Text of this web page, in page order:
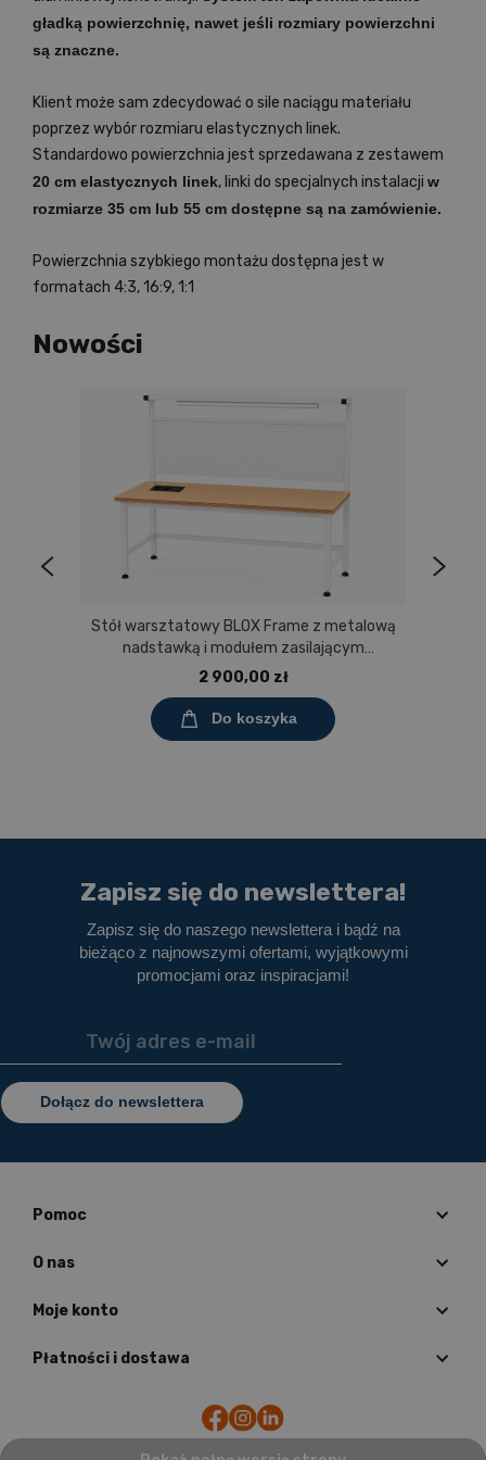
gładką powierzchnię, nawet jeśli rozmiary powierzchni
są znaczne.
Klient może sam zdecydować o sile naciągu materiału
poprzez wybór rozmiaru elastycznych linek.
Standardowo powierzchnia jest sprzedawana z zestawem
20 cm elastycznych linek, linki do specjalnych instalacji w
rozmiarze 35 cm lub 55 cm dostępne są na zamówienie.
Powierzchnia szybkiego montażu dostępna jest w
formatach 4:3, 16:9, 1:1
Nowości
Stół warsztatowy BLOX Frame z metalową
nadstawką i modułem zasilającym
Prostokąt 1200x600 mm, rozmiar 4-6, blat
2 900,00 zł
Do koszyka
Zapisz się do newslettera!
Zapisz się do naszego newslettera i bądź na
bieżąco z najnowszymi ofertami, wyjątkowymi
promocjami oraz inspiracjami!
Dołącz do newslettera
Pomoc
O nas
Moje konto
Płatności i dostawa